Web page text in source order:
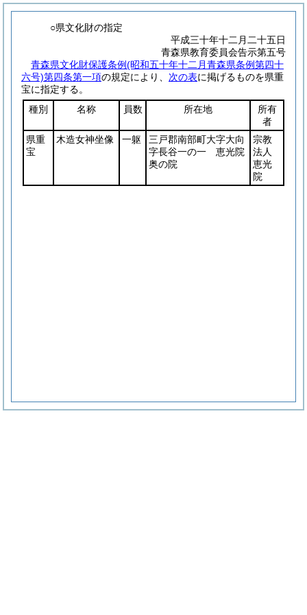
○県文化財の指定
平成三十年十二月二十五日
青森県教育委員会告示第五号
青森県文化財保護条例(昭和五十年十二月青森県条例第四十
六号)第四条第一項の規定により、 次の表に掲げるものを県重
宝に指定する。
種別
名称 員数 所在地
所有
者
県重
宝
木造女神坐像 一躯
三戸郡南部町大字大向
字長谷一の一 恵光院
奥の院
宗教
法人
恵光
院